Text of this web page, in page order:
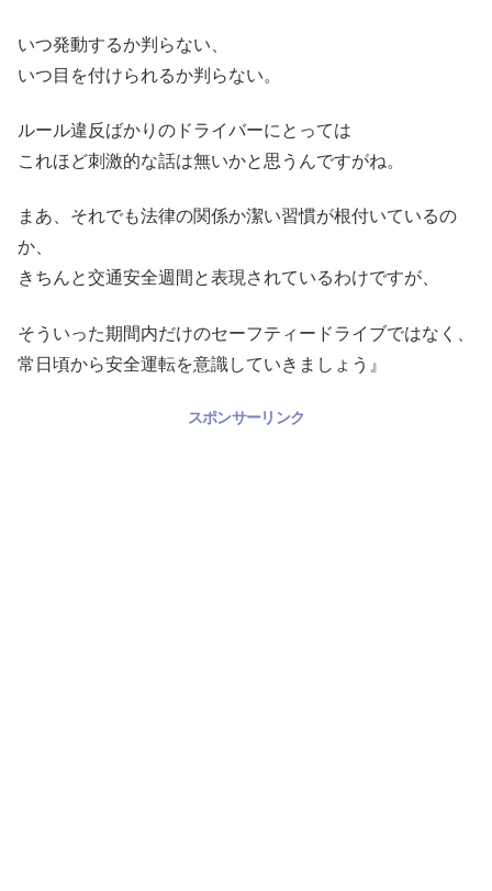
いつ発動するか判らない、
いつ目を付けられるか判らない。
ルール違反ばかりのドライバーにとっては
これほど刺激的な話は無いかと思うんですがね。
まあ、それでも法律の関係か潔い習慣が根付いているの
か、
きちんと交通安全週間と表現されているわけですが、
そういった期間内だけのセーフティードライブではなく、
常日頃から安全運転を意識していきましょう』
スポンサーリンク